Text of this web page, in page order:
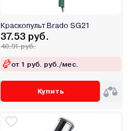
Краскопульт Brado SG21
37.53 руб.
40.91 руб.
от 1 руб. руб./мес.
Купить